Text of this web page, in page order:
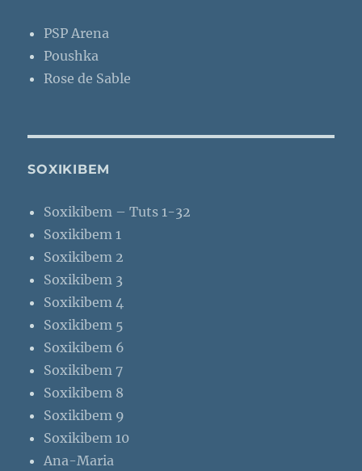
PSP Arena
Poushka
Rose de Sable
SOXIKIBEM
Soxikibem – Tuts 1-32
Soxikibem 1
Soxikibem 2
Soxikibem 3
Soxikibem 4
Soxikibem 5
Soxikibem 6
Soxikibem 7
Soxikibem 8
Soxikibem 9
Soxikibem 10
Ana-Maria